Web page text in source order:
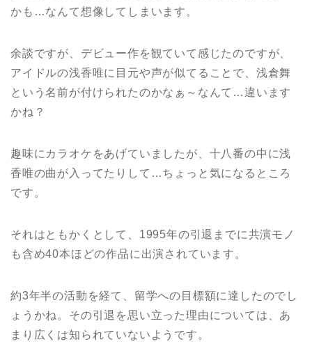
かも…なんて想像してしまいます。
余談ですが、デビュー作を観ていて感じたのですが、
アイドルの浅香唯に目元や声が似てることで、浅倉舞
という名前が付けられたのかなぁ～なんて…違います
かね？
趣味にカラオケをあげていましたが、十八番の中に浅
香唯の曲が入ってたりして…ちょっと気になるところ
です。
それはともかくとして、1995年の引退までに共演モノ
も含め40本ほどの作品に出演されています。
約3年半の活動を経て、留学への目標額に達したのでし
ょうかね。その引退を思い立った理由については、あ
まり広くは知られていないようです。